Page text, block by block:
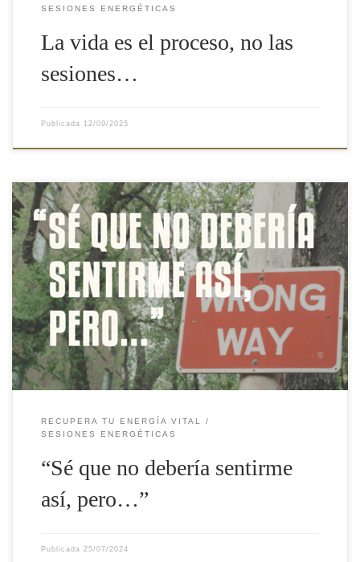
SESIONES ENERGÉTICAS
La vida es el proceso, no las
sesiones…
Publicada 12/09/2025
Ni os imagináis la de veces que esta frase sale en sesión: “sé que
no debería sentirme así…” ¿De dónde sale? ¿Quién o qué
determina o decide cómo “deberíamos” sentirnos? Cuántas veces
estando tristes alguien ha venido y nos ha dicho “alégrate,
hombre”; o, con un estrés que nos sale […]
RECUPERA TU ENERGÍA VITAL
SESIONES ENERGÉTICAS
“Sé que no debería sentirme
así, pero…”
Publicada 25/07/2024